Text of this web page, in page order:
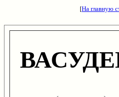
[На главную